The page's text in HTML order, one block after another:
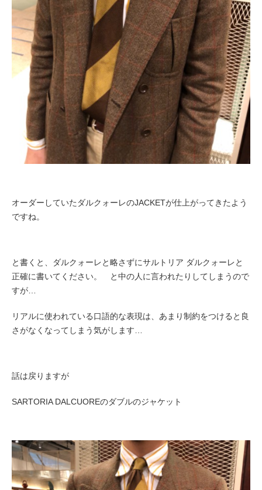
オーダーしていたダルクォーレのJACKETが仕上がってきたよう
ですね。
と書くと、ダルクォーレと略さずにサルトリア ダルクォーレと
正確に書いてください。 と中の人に言われたりしてしまうので
すが…
リアルに使われている口語的な表現は、あまり制約をつけると良
さがなくなってしまう気がします…
話は戻りますが
SARTORIA DALCUOREのダブルのジャケット